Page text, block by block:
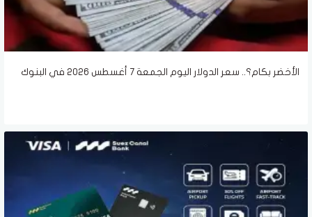
الأخضر بكام؟.. سعر الدولار اليوم الجمعة 7 أغسطس 2026 في البنوك